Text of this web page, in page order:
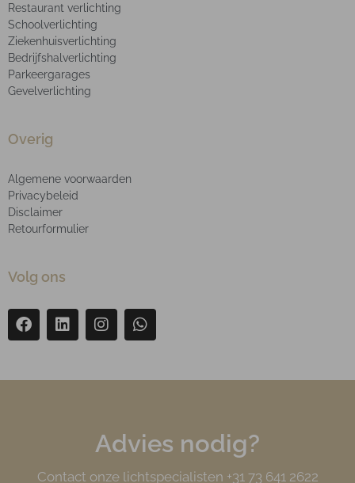
Restaurant verlichting
Schoolverlichting
Ziekenhuisverlichting
Bedrijfshalverlichting
Parkeergarages
Gevelverlichting
Overig
Algemene voorwaarden
Privacybeleid
Disclaimer
Retourformulier
Volg ons
Advies nodig?
Contact onze lichtspecialisten +31 73 641 2622